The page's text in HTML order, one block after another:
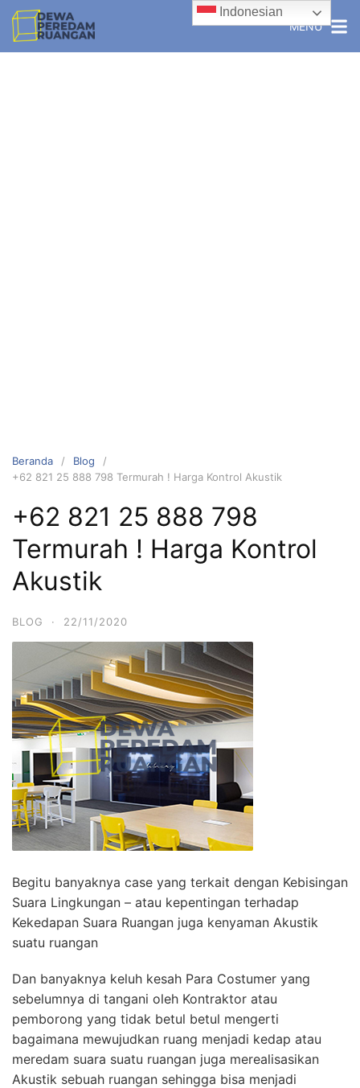
MENU
Beranda
Blog
+62 821 25 888 798 Termurah ! Harga Kontrol Akustik
+62 821 25 888 798
Termurah ! Harga Kontrol
Akustik
BLOG · 22/11/2020
Begitu banyaknya case yang terkait dengan Kebisingan
Suara Lingkungan – atau kepentingan terhadap
Kekedapan Suara Ruangan juga kenyaman Akustik
suatu ruangan
Dan banyaknya keluh kesah Para Costumer yang
sebelumnya di tangani oleh Kontraktor atau
pemborong yang tidak betul betul mengerti
bagaimana mewujudkan ruang menjadi kedap atau
meredam suara suatu ruangan juga merealisasikan
Akustik sebuah ruangan sehingga bisa menjadi
Indonesian